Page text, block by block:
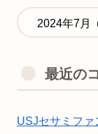
最近の
USJセサミフ